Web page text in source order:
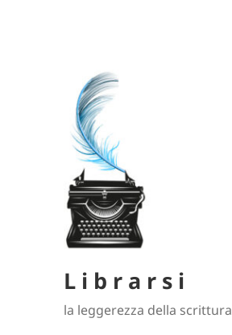
L i b r a r s i
la leggerezza della scrittura